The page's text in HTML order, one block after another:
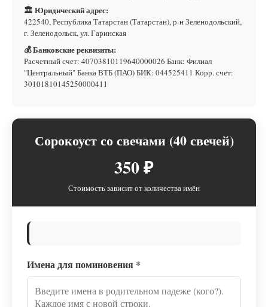
🏛 Юридический адрес:
422540, Республика Татарстан (Татарстан), р-н Зеленодольский,
г. Зеленодольск, ул. Гаринская
💰 Банковские реквизиты:
Расчетный счет: 40703810119640000026 Банк: Филиал
"Центральный" Банка ВТБ (ПАО) БИК: 044525411 Корр. счет:
30101810145250000411
Сорокоуст со свечами (40 свечей)
350 ₽
Стоимость зависит от количества имён
Имена для поминовения *